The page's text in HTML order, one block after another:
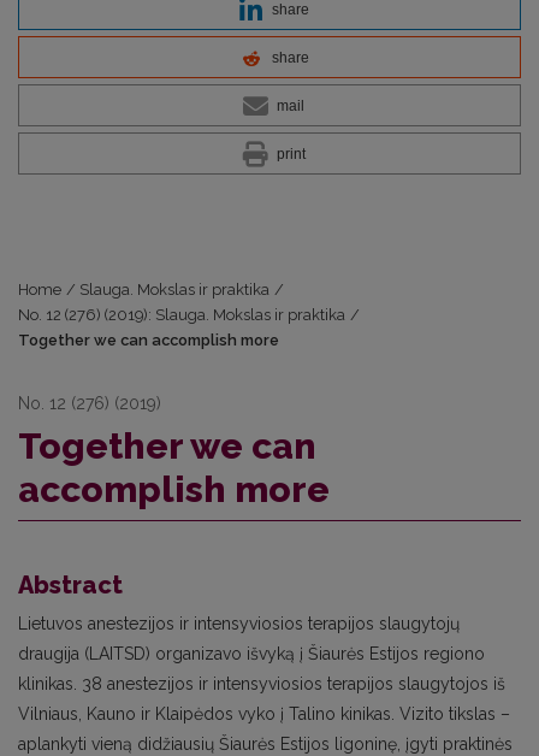
share
share
mail
print
Home / Slauga. Mokslas ir praktika /
No. 12 (276) (2019): Slauga. Mokslas ir praktika /
Together we can accomplish more
No. 12 (276) (2019)
Together we can
accomplish more
Abstract
Lietuvos anestezijos ir intensyviosios terapijos slaugytojų
draugija (LAITSD) organizavo išvyką į Šiaurės Estijos regiono
klinikas. 38 anestezijos ir intensyviosios terapijos slaugytojos iš
Vilniaus, Kauno ir Klaipėdos vyko į Talino kinikas. Vizito tikslas –
aplankyti vieną didžiausių Šiaurės Estijos ligoninę, įgyti praktinės